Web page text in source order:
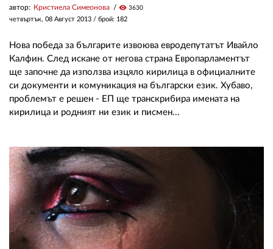
автор: Кристиела Симеонова visibility 3630
четвъртък, 08 Август 2013 / брой: 182
Нова победа за българите извоюва евродепутатът Ивайло
Калфин. След искане от негова страна Европарламентът
ще започне да използва изцяло кирилица в официалните
си документи и комуникация на български език. Хубаво,
проблемът е решен - ЕП ще транскрибира имената на
кирилица и родният ни език и писмен...